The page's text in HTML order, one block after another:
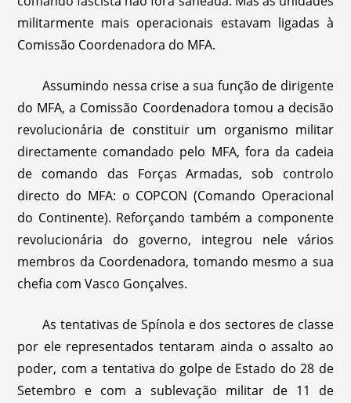
militarmente mais operacionais estavam ligadas à
Comissão Coordenadora do MFA.
Assumindo nessa crise a sua função de dirigente
do MFA, a Comissão Coordenadora tomou a decisão
revolucionária de constituir um organismo militar
directamente comandado pelo MFA, fora da cadeia
de comando das Forças Armadas, sob controlo
directo do MFA: o COPCON (Comando Operacional
do Continente). Reforçando também a componente
revolucionária do governo, integrou nele vários
membros da Coordenadora, tomando mesmo a sua
chefia com Vasco Gonçalves.
As tentativas de Spínola e dos sectores de classe
por ele representados tentaram ainda o assalto ao
poder, com a tentativa do golpe de Estado do 28 de
Setembro e com a sublevação militar de 11 de